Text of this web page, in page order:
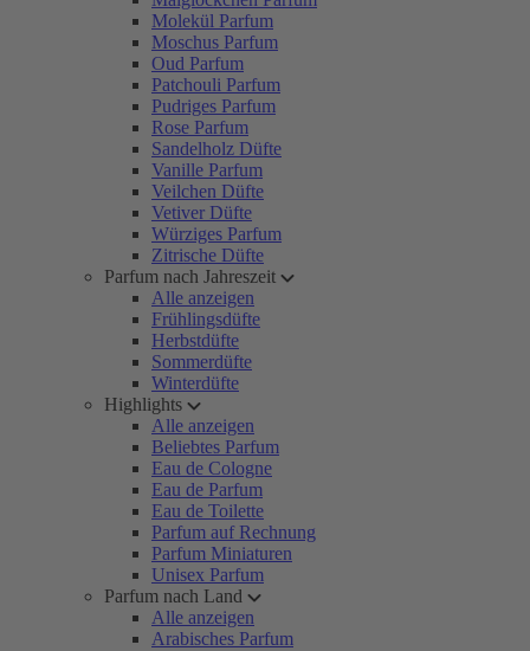
Molekül Parfum
Moschus Parfum
Oud Parfum
Patchouli Parfum
Pudriges Parfum
Rose Parfum
Sandelholz Düfte
Vanille Parfum
Veilchen Düfte
Vetiver Düfte
Würziges Parfum
Zitrische Düfte
Parfum nach Jahreszeit
Alle anzeigen
Frühlingsdüfte
Herbstdüfte
Sommerdüfte
Winterdüfte
Highlights
Alle anzeigen
Beliebtes Parfum
Eau de Cologne
Eau de Parfum
Eau de Toilette
Parfum auf Rechnung
Parfum Miniaturen
Unisex Parfum
Parfum nach Land
Alle anzeigen
Arabisches Parfum